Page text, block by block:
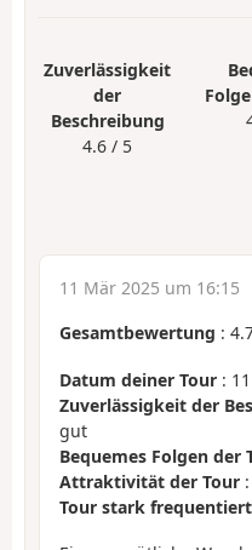
Zuverlässigkeit
der
Beschreibung
4.6 / 5
11 Mär 2025 um 16:15
Gesamtbewertung :
Datum deiner Tour :
Zuverlässigkeit der
gut
Bequemes Folgen der
Attraktivität der Tour
Tour stark frequentiert